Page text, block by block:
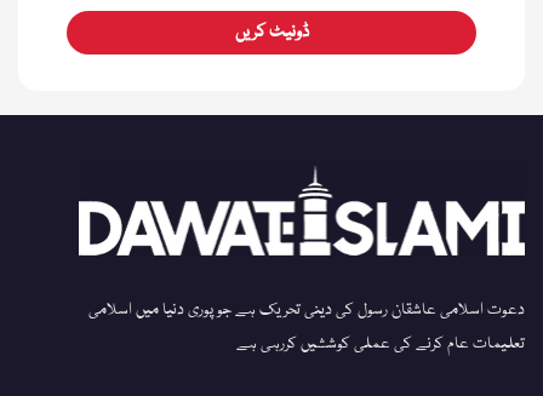
ڈونیٹ کریں
دعوت اسلامی عاشقان رسول کی دینی تحریک ہے جو پوری دنیا میں اسلامی
تعلیمات عام کرنے کی عملی کوششیں کررہی ہے